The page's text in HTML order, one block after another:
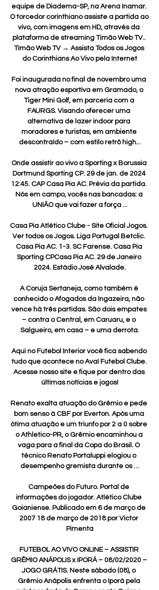
equipe de Diadema-SP, na Arena Inamar.
O torcedor corinthiano assiste a partida ao
vivo, com imagens em HD, através da
plataforma de streaming Timão Web TV..
Timão Web TV → Assista Todos os Jogos
do Corinthians Ao Vivo pela Internet
Foi inaugurada no final de novembro uma
nova atração esportiva em Gramado, o
Tiger Mini Golf, em parceria com a
FAURGS. Visando oferecer uma
alternativa de lazer indoor para
moradores e turistas, em ambiente
descontraído – com estilo retrô high...
Onde assistir ao vivo a Sporting x Borussia
Dortmund Sporting CP. 29 de jan. de 2024
12:45. CAP Casa Pia AC. Prévia da partida.
Nós em campo, vocês nas bancadas: a
UNIÃO que vai fazer a força ...
Casa Pia Atlético Clube - Site Oficial Jogos.
Ver todos os Jogos. Liga Portugal Betclic.
Casa Pia AC. 1-3. SC Farense. Casa Pia
Sporting CPCasa Pia AC. 29 de Janeiro
2024. Estádio José Alvalade.
A Coruja Sertaneja, como também é
conhecido o Afogados da Ingazeira, não
vence há três partidas. São dois empates
– contra o Central, em Caruaru, e o
Salgueiro, em casa – e uma derrota.
Aqui no Futebol Interior você fica sabendo
tudo que acontece no Avaí Futebol Clube.
Acesse nosso site e fique por dentro das
últimas notícias e jogos!
Renato exalta atuação do Grêmio e pede
bom senso à CBF por Everton. Após uma
ótima atuação e um triunfo por 2 a 0 sobre
o Athletico-PR, o Grêmio encaminhou a
vaga para a final da Copa do Brasil. O
técnico Renato Portaluppi elogiou o
desempenho gremista durante os …
Campeões do Futuro. Portal de
informações do jogador. Atlético Clube
Goianiense. Publicado em 6 de março de
2007 18 de março de 2018 por Victor
Pimenta
FUTEBOL AO VIVO ONLINE – ASSISTIR
GRÊMIO ANÁPOLIS x IPORÁ – 08/02/2020 –
JOGO GRÁTIS. Neste sábado (08), o
Grêmio Anápolis enfrenta o Iporá pela